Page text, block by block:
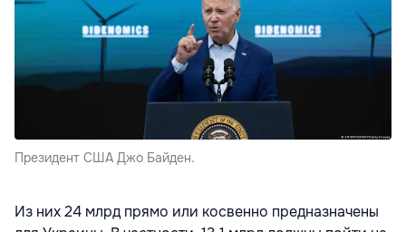
Президент США Джо Байден.
Из них 24 млрд прямо или косвенно предназначены